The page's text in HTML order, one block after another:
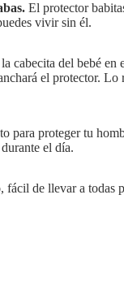
El protector
vivir sin él.
cabecita del bebé en
el protector. Lo
para proteger tu
el día.
fácil de llevar a todas